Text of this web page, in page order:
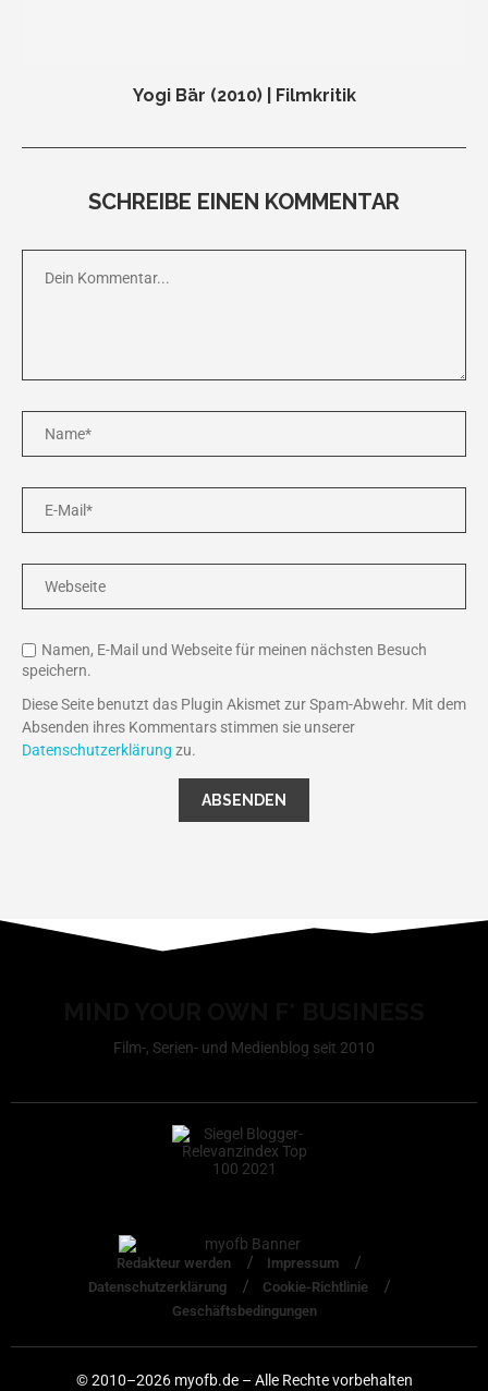
Yogi Bär (2010) | Filmkritik
SCHREIBE EINEN KOMMENTAR
Namen, E-Mail und Webseite für meinen nächsten Besuch
speichern.
Diese Seite benutzt das Plugin Akismet zur Spam-Abwehr. Mit dem
Absenden ihres Kommentars stimmen sie unserer
Datenschutzerklärung zu.
Film-, Serien- und Medienblog seit 2010
Redakteur werden
Impressum
Datenschutzerklärung
Cookie-Richtlinie
Geschäftsbedingungen
© 2010–2026 myofb.de – Alle Rechte vorbehalten